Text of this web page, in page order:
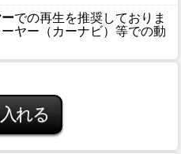
での再生を推奨しておりま
ヤー（カーナビ）等での動